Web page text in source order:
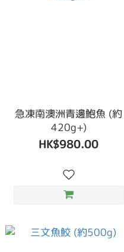
急凍南澳洲青邊鮑魚 (約
420g+)
HK$980.00